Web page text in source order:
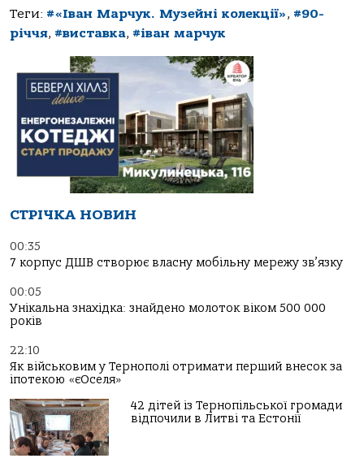
Теги: #«Іван Марчук. Музейні колекції», #90-
річчя, #виставка, #іван марчук
СТРІЧКА НОВИН
00:35
7 корпус ДШВ створює власну мобільну мережу зв’язку
00:05
Унікальна знахідка: знайдено молоток віком 500 000
років
22:10
Як військовим у Тернополі отримати перший внесок за
іпотекою «єОселя»
42 дітей із Тернопільської громади
відпочили в Литві та Естонії